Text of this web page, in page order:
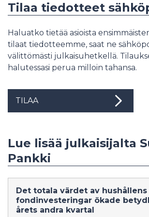
Tilaa tiedotteet
Haluatko tietää asioista
tilaat tiedotteemme, saat ne
välittömästi julkaisuhetkellä.
halutessasi perua milloin tahansa.
TILAA
Lue lisää julkaisijalta
Pankki
Det totala värdet av hushållens
fondinvesteringar ökade
årets andra kvartal